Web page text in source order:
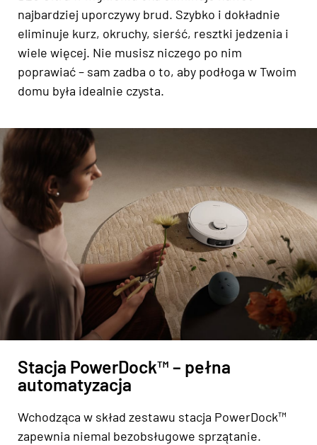
najbardziej uporczywy brud. Szybko i dokładnie
eliminuje kurz, okruchy, sierść, resztki jedzenia i
wiele więcej. Nie musisz niczego po nim
poprawiać – sam zadba o to, aby podłoga w Twoim
domu była idealnie czysta.
Stacja PowerDock™ – pełna
automatyzacja
Wchodząca w skład zestawu stacja PowerDock™
zapewnia niemal bezobsługowe sprzątanie.